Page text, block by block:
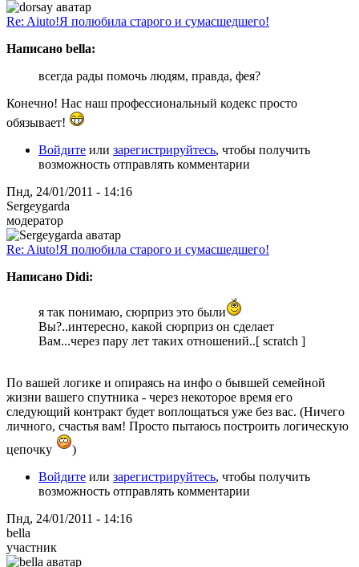
Re: Aiuto!Я полюбила старого и сумасшедшего!
Написано bella:
всегда рады помочь людям, правда, фея?
Конечно! Нас наш профессиональный кодекс просто
обязывает!
Войдите или зарегистрируйтесь, чтобы получить
возможность отправлять комментарии
Пнд, 24/01/2011 - 14:16
Sergeygarda
модератор
Re: Aiuto!Я полюбила старого и сумасшедшего!
Написано Didi:
я так понимаю, сюрприз это были
Вы?..интересно, какой сюрприз он сделает
Вам...через пару лет таких отношений..[ scratch ]
По вашей логике и опираясь на инфо о бывшей семейной
жизни вашего спутника - через некоторое время его
следующий контракт будет воплощаться уже без вас. (Ничего
личного, счастья вам! Просто пытаюсь построить логическую
цепочку
)
Войдите или зарегистрируйтесь, чтобы получить
возможность отправлять комментарии
Пнд, 24/01/2011 - 14:16
bella
участник